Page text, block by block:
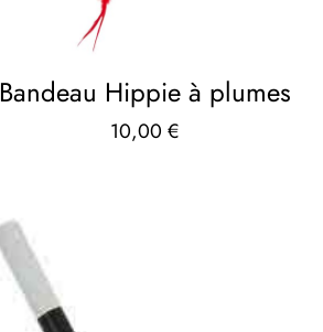
Bandeau Hippie à plumes
10,00€